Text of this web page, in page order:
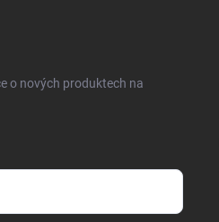
o nových produktech na